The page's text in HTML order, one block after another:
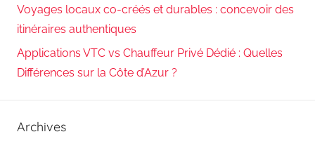
Voyages locaux co-créés et durables : concevoir des
itinéraires authentiques
Applications VTC vs Chauffeur Privé Dédié : Quelles
Différences sur la Côte d’Azur ?
Archives